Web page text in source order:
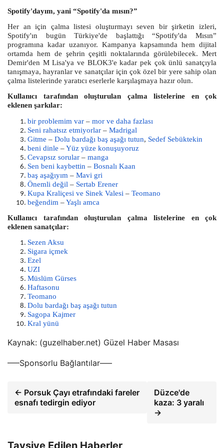
Spotify'dayım, yani “Spotify'da mısın?”
Her an için çalma listesi oluşturmayı seven bir şirketin izleri,
Spotify'ın bugün Türkiye'de başlattığı “Spotify'da Mısın”
programına kadar uzanıyor. Kampanya kapsamında hem dijital
ortamda hem de şehrin çeşitli noktalarında görülebilecek. Mert
Demir'den M Lisa'ya ve BLOK3'e kadar pek çok ünlü sanatçıyla
tanışmaya, hayranlar ve sanatçılar için çok özel bir yere sahip olan
çalma listelerinde yaratıcı eserlerle karşılaşmaya hazır olun.
Kullanıcı tarafından oluşturulan çalma listelerine en çok
eklenen şarkılar:
bir problemim var – mor ve daha fazlası
Seni rahatsız etmiyorlar – Madrigal
Gitme – Dolu bardağı baş aşağı tutun, Sedef Sebüktekin
beni dinle –Yüz yüze konuşuyoruz
Cevapsız sorular – manga
Sen beni kaybettin – Bosnalı Kaan
baş aşağıyım – Mavi gri
Önemli değil – Sertab Erener
Kupa Kraliçesi ve Sinek Valesi – Teomano
beğendim –Yaşlı amca
Kullanıcı tarafından oluşturulan çalma listelerine en çok
eklenen sanatçılar:
Sezen Aksu
Sigara içmek
Ezel
UZI
Müslüm Gürses
Haftasonu
Teomano
Dolu bardağı baş aşağı tutun
Sagopa Kajmer
Kral yünü
Kaynak: (guzelhaber.net) Güzel Haber Masası
—–Sponsorlu Bağlantılar—–
← Porsuk Çayı etrafındaki fareler
esnafı tedirgin ediyor
Düzce'de
kaza: 3 yaralı
→